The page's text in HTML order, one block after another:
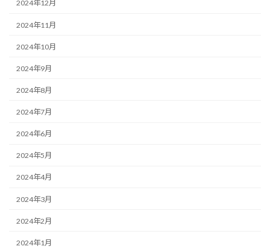
2024年12月
2024年11月
2024年10月
2024年9月
2024年8月
2024年7月
2024年6月
2024年5月
2024年4月
2024年3月
2024年2月
2024年1月